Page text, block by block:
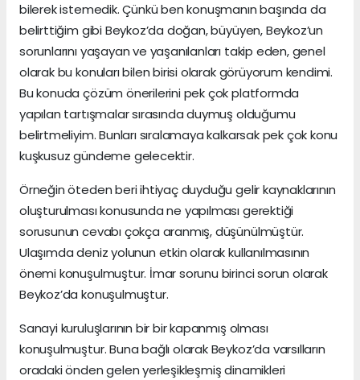
bilerek istemedik. Çünkü ben konuşmanın başında da
belirttiğim gibi Beykoz’da doğan, büyüyen, Beykoz’un
sorunlarını yaşayan ve yaşanılanları takip eden, genel
olarak bu konuları bilen birisi olarak görüyorum kendimi.
Bu konuda çözüm önerilerini pek çok platformda
yapılan tartışmalar sırasında duymuş olduğumu
belirtmeliyim. Bunları sıralamaya kalkarsak pek çok konu
kuşkusuz gündeme gelecektir.
Örneğin öteden beri ihtiyaç duyduğu gelir kaynaklarının
oluşturulması konusunda ne yapılması gerektiği
sorusunun cevabı çokça aranmış, düşünülmüştür.
Ulaşımda deniz yolunun etkin olarak kullanılmasının
önemi konuşulmuştur. İmar sorunu birinci sorun olarak
Beykoz’da konuşulmuştur.
Sanayi kuruluşlarının bir bir kapanmış olması
konuşulmuştur. Buna bağlı olarak Beykoz’da varsılların
oradaki önden gelen yerleşikleşmiş dinamikleri